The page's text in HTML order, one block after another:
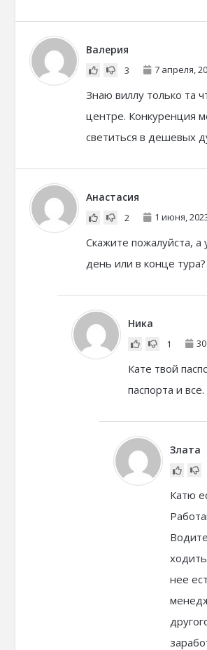
Валерия
3 7 апреля,
Знаю виллу только та
центре. Конкуренция
светиться в дешевых
Анастасия
2 1 июня,
Скажите пожалуйста, а
день или в конце тура?
Ника
1
Кате твой
паспорта и
Злата
Катю
нее